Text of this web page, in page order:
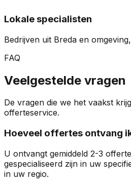
Lokale specialisten
Bedrijven uit Breda en
FAQ
Veelgestelde vragen
De vragen die we het vaakst
offerteservice.
Hoeveel offertes ontvang
U ontvangt gemiddeld 2-3
gespecialiseerd zijn in uw
in uw regio.